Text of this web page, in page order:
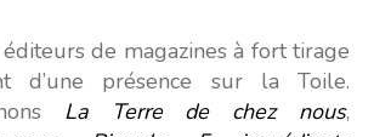
éditeurs de magazines à fort tirage
d’une présence sur la Toile.
La Terre de chez nous,